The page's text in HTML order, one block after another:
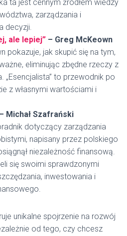
ta jest cennym źródłem wiedzy
zarządzania i
decyzji.
ale lepiej” – Greg McKeown
pokazuje, jak skupić się na tym,
eliminując zbędne rzeczy z
„Esencjalista” to przewodnik po
z własnymi wartościami i
– Michał Szafrański
dotyczący zarządzania
napisany przez polskiego
niezależność finansową.
się swoimi sprawdzonymi
inwestowania i
unikalne spojrzenie na rozwój
od tego, czy chcesz